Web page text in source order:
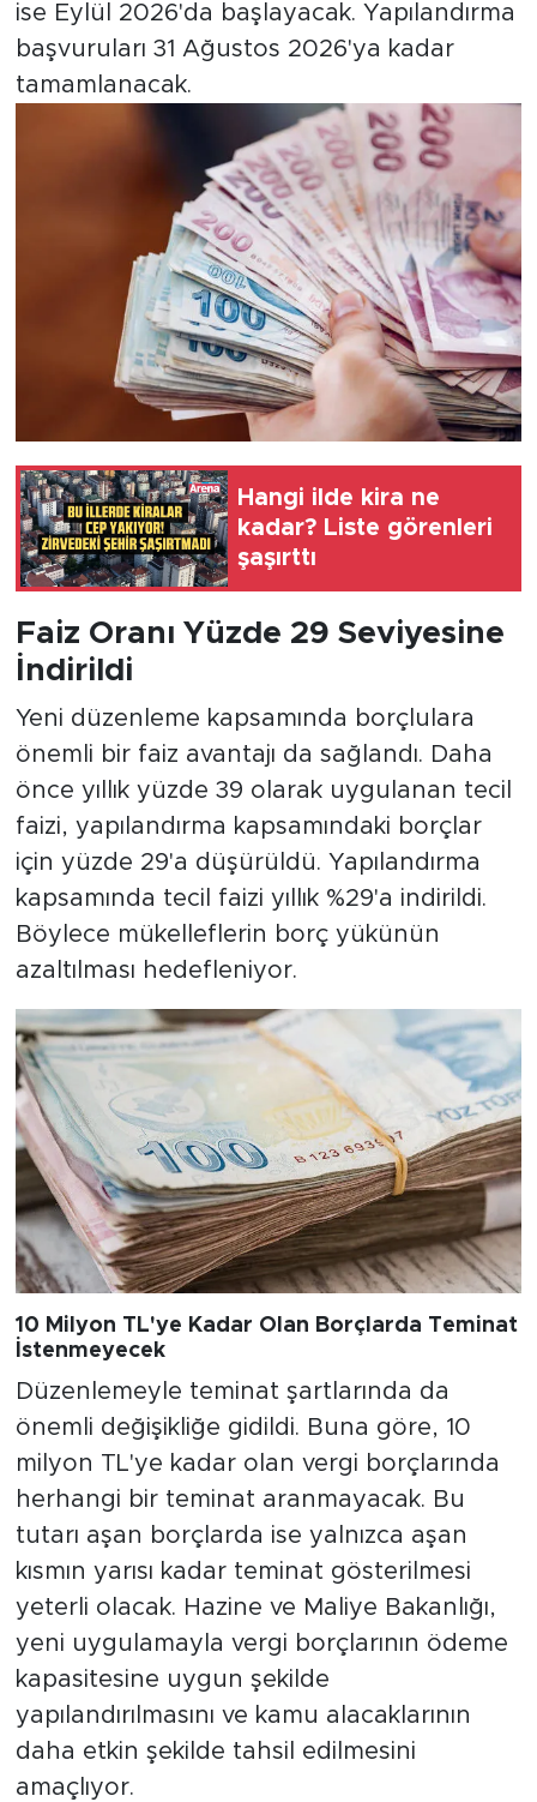
ise Eylül 2026'da başlayacak. Yapılandırma
başvuruları 31 Ağustos 2026'ya kadar
tamamlanacak.
Hangi ilde kira ne
kadar? Liste görenleri
şaşırttı
Faiz Oranı Yüzde 29 Seviyesine
İndirildi
Yeni düzenleme kapsamında borçlulara
önemli bir faiz avantajı da sağlandı. Daha
önce yıllık yüzde 39 olarak uygulanan tecil
faizi, yapılandırma kapsamındaki borçlar
için yüzde 29'a düşürüldü. Yapılandırma
kapsamında tecil faizi yıllık %29'a indirildi.
Böylece mükelleflerin borç yükünün
azaltılması hedefleniyor.
10 Milyon TL'ye Kadar Olan Borçlarda Teminat
İstenmeyecek
Düzenlemeyle teminat şartlarında da
önemli değişikliğe gidildi. Buna göre, 10
milyon TL'ye kadar olan vergi borçlarında
herhangi bir teminat aranmayacak. Bu
tutarı aşan borçlarda ise yalnızca aşan
kısmın yarısı kadar teminat gösterilmesi
yeterli olacak. Hazine ve Maliye Bakanlığı,
yeni uygulamayla vergi borçlarının ödeme
kapasitesine uygun şekilde
yapılandırılmasını ve kamu alacaklarının
daha etkin şekilde tahsil edilmesini
amaçlıyor.